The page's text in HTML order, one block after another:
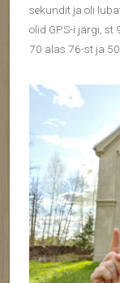
sekundit ja oli
olid GPS-i järgi, st
70 alas 76-st ja